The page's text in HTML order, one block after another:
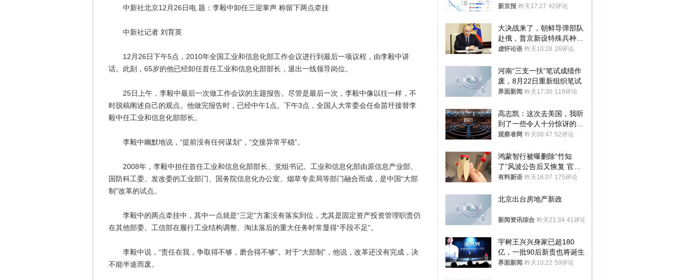
中新社北京12月26日电 题：李毅中卸任三迎掌声 称留下两点牵挂
中新社记者 刘育英
12月26日下午5点，2010年全国工业和信息化部工作会议进行到最后一项议程，由李毅中讲
话。此刻，65岁的他已经卸任首任工业和信息化部部长，退出一线领导岗位。
25日上午，李毅中最后一次做工作会议的主题报告。尽管是最后一次，李毅中像以往一样，不
时脱稿阐述自己的观点。他做完报告时，已经中午1点。下午3点，全国人大常委会任命苗圩接替李
毅中任工业和信息化部部长。
李毅中幽默地说，“提前没有任何谋划”，“交接异常平稳”。
2008年，李毅中担任首任工业和信息化部部长、党组书记。工业和信息化部由原信息产业部、
国防科工委、发改委的工业部门、国务院信息化办公室、烟草专卖局等部门融合而成，是中国“大部
制”改革的试点。
李毅中的两点牵挂中，其中一点就是“三定”方案没有落实到位，尤其是固定资产投资管理职责仍
在其他部委。工信部在履行工业结构调整、淘汰落后的重大任务时常显得“手段不足”。
李毅中说，“责任在我，争取得不够，磨合得不够”。对于“大部制”，他说，改革还没有完成，决
不能半途而废。
入却越来越少
新京报 昨天17:27 42评论
大决战来了，朝鲜导弹部队
赴俄，普京新设特殊兵种，
76岁老将扛旗
虚怀论语 昨天10:28 26评论
河南“三支一扶”笔试成绩作
废，8月22日重新组织笔试
界面新闻 昨天17:30 119评论
高志凯：这次去美国，我听
到了一些令人十分惊讶的消
息
观察者网 昨天08:47 52评论
鸿蒙智行被曝删除“竹知
了”风波公告后又恢复 官媒
曾力挺：劝华为要大度的，
有料新语 昨天16:07 175评论
北京出台房地产新政
新闻资讯综合 昨天21:34 41评论
宇树王兴兴身家已超180
亿，一批90后新贵也将诞生
界面新闻 昨天10:22 59评论